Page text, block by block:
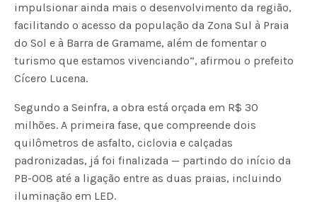
impulsionar ainda mais o desenvolvimento da região,
facilitando o acesso da população da Zona Sul à Praia
do Sol e à Barra de Gramame, além de fomentar o
turismo que estamos vivenciando”, afirmou o prefeito
Cícero Lucena.
Segundo a Seinfra, a obra está orçada em R$ 30
milhões. A primeira fase, que compreende dois
quilômetros de asfalto, ciclovia e calçadas
padronizadas, já foi finalizada — partindo do início da
PB-008 até a ligação entre as duas praias, incluindo
iluminação em LED.